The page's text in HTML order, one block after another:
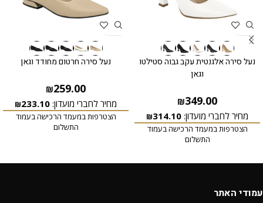
נעל סירה אלגנטית עקב גבוה סטילטו
וגאן
₪349.00
מחיר לחברי מועדון: ₪314.10
הצטרפות במעמד הרכישה בעמוד
התשלום
נעל סירה חרטום מחודד וגאן
₪259.00
מחיר לחברי מועדון: ₪233.10
הצטרפות במעמד הרכישה בעמוד
התשלום
עמודי האתר